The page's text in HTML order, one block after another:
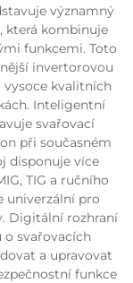
významný
která kombinuje
funkcemi. Toto
invertorovou
kvalitních
Inteligentní
svařovací
při současném
disponuje více
TIG a ručního
univerzální pro
Digitální rozhraní
svařovacích
a upravovat
funkce